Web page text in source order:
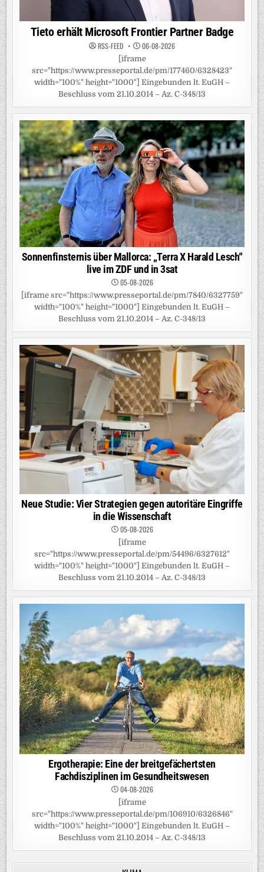
Tieto erhält Microsoft Frontier Partner Badge
RSS-FEED 06-08-2026
[iframe
src="https://www.presseportal.de/pm/177460/6328423"
width="100%" height="1000"] Eingebunden lt. EuGH –
Beschluss vom 21.10.2014 – Az. C-348/13
Sonnenfinsternis über Mallorca: „Terra X Harald Lesch“
live im ZDF und in 3sat
05-08-2026
[iframe src="https://www.presseportal.de/pm/7840/6327759"
width="100%" height="1000"] Eingebunden lt. EuGH –
Beschluss vom 21.10.2014 – Az. C-348/13
Neue Studie: Vier Strategien gegen autoritäre Eingriffe
in die Wissenschaft
05-08-2026
[iframe
src="https://www.presseportal.de/pm/54496/6327612"
width="100%" height="1000"] Eingebunden lt. EuGH –
Beschluss vom 21.10.2014 – Az. C-348/13
Ergotherapie: Eine der breitgefächertsten
Fachdisziplinen im Gesundheitswesen
04-08-2026
[iframe
src="https://www.presseportal.de/pm/106910/6326846"
width="100%" height="1000"] Eingebunden lt. EuGH –
Beschluss vom 21.10.2014 – Az. C-348/13